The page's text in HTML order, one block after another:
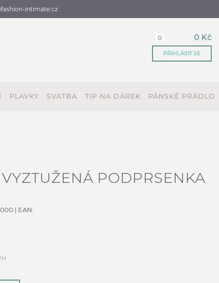
intimate.cz
0 0 Kč
PŘIHLÁSIT SE
PLAVKY SVATBA TIP NA DÁREK PÁNSKÉ PRÁDLO
PODPRSENKA
| EAN: